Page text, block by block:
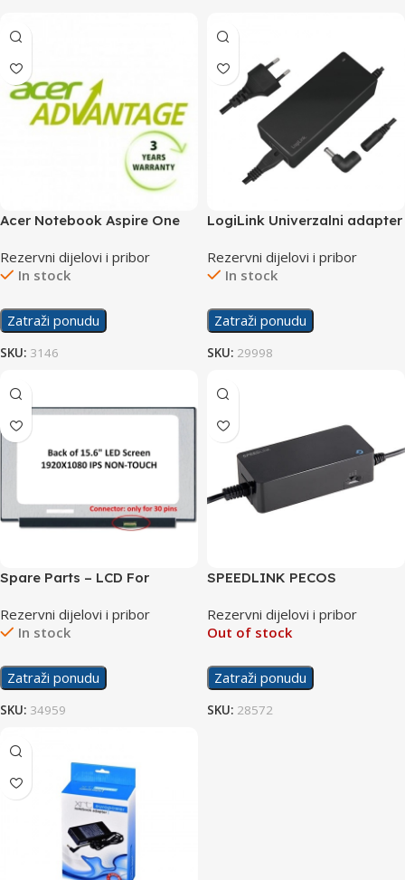
Acer Notebook Aspire One
godine
Rezervni dijelovi i pribor
In stock
Zatraži ponudu
SKU: 3146
LogiLink Univerzalni adapter
Rezervni dijelovi i pribor
In stock
Zatraži ponudu
SKU: 29998
Spare Parts – LCD For
Rezervni dijelovi i pribor
In stock
Zatraži ponudu
SKU: 34959
SPEEDLINK PECOS
laptope 90W SL-6955-BK
Rezervni dijelovi i pribor
Out of stock
Zatraži ponudu
SKU: 28572